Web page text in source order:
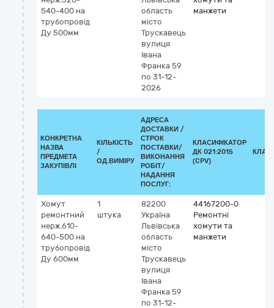
540-400 на
трубопровід
Ду 500мм
область
місто
Трускавець
вулиця
Івана
Франка 59
по 31-12-
2026
манжети
КОНКРЕТНА
НАЗВА
ПРЕДМЕТА
ЗАКУПІВЛІ
КІЛЬКІСТЬ
/
ОД.ВИМІРУ
АДРЕСА
ДОСТАВКИ /
СТРОК
ПОСТАВКИ/
ВИКОНАННЯ
РОБІТ/
НАДАННЯ
ПОСЛУГ:
КЛАСИФІКАТОР
ДК 021:2015
(CPV)
Хомут
ремонтний
нерж.610-
640-500 на
трубопровід
Ду 600мм
1
штука
82200
Україна
Львівська
область
місто
Трускавець
вулиця
Івана
Франка 59
по 31-12-
44167200-0
Ремонтні
хомути та
манжети